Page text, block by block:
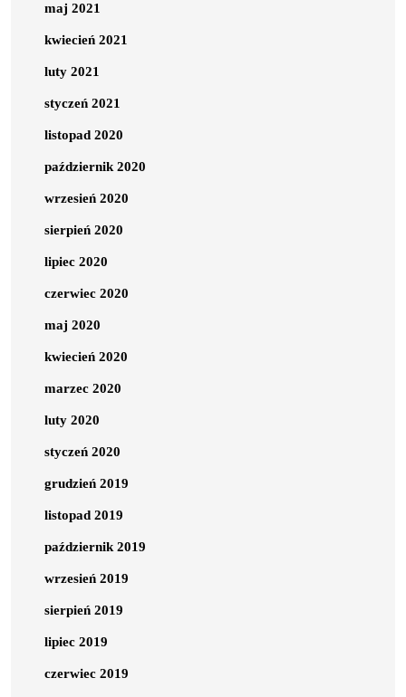
maj 2021
kwiecień 2021
luty 2021
styczeń 2021
listopad 2020
październik 2020
wrzesień 2020
sierpień 2020
lipiec 2020
czerwiec 2020
maj 2020
kwiecień 2020
marzec 2020
luty 2020
styczeń 2020
grudzień 2019
listopad 2019
październik 2019
wrzesień 2019
sierpień 2019
lipiec 2019
czerwiec 2019